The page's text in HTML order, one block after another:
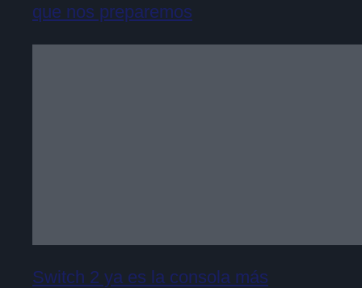
que nos preparemos
Switch 2 ya es la consola más